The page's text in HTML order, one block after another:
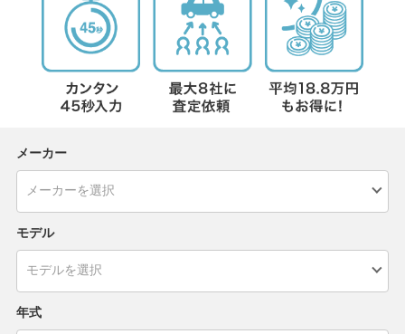
メーカー
モデル
年式